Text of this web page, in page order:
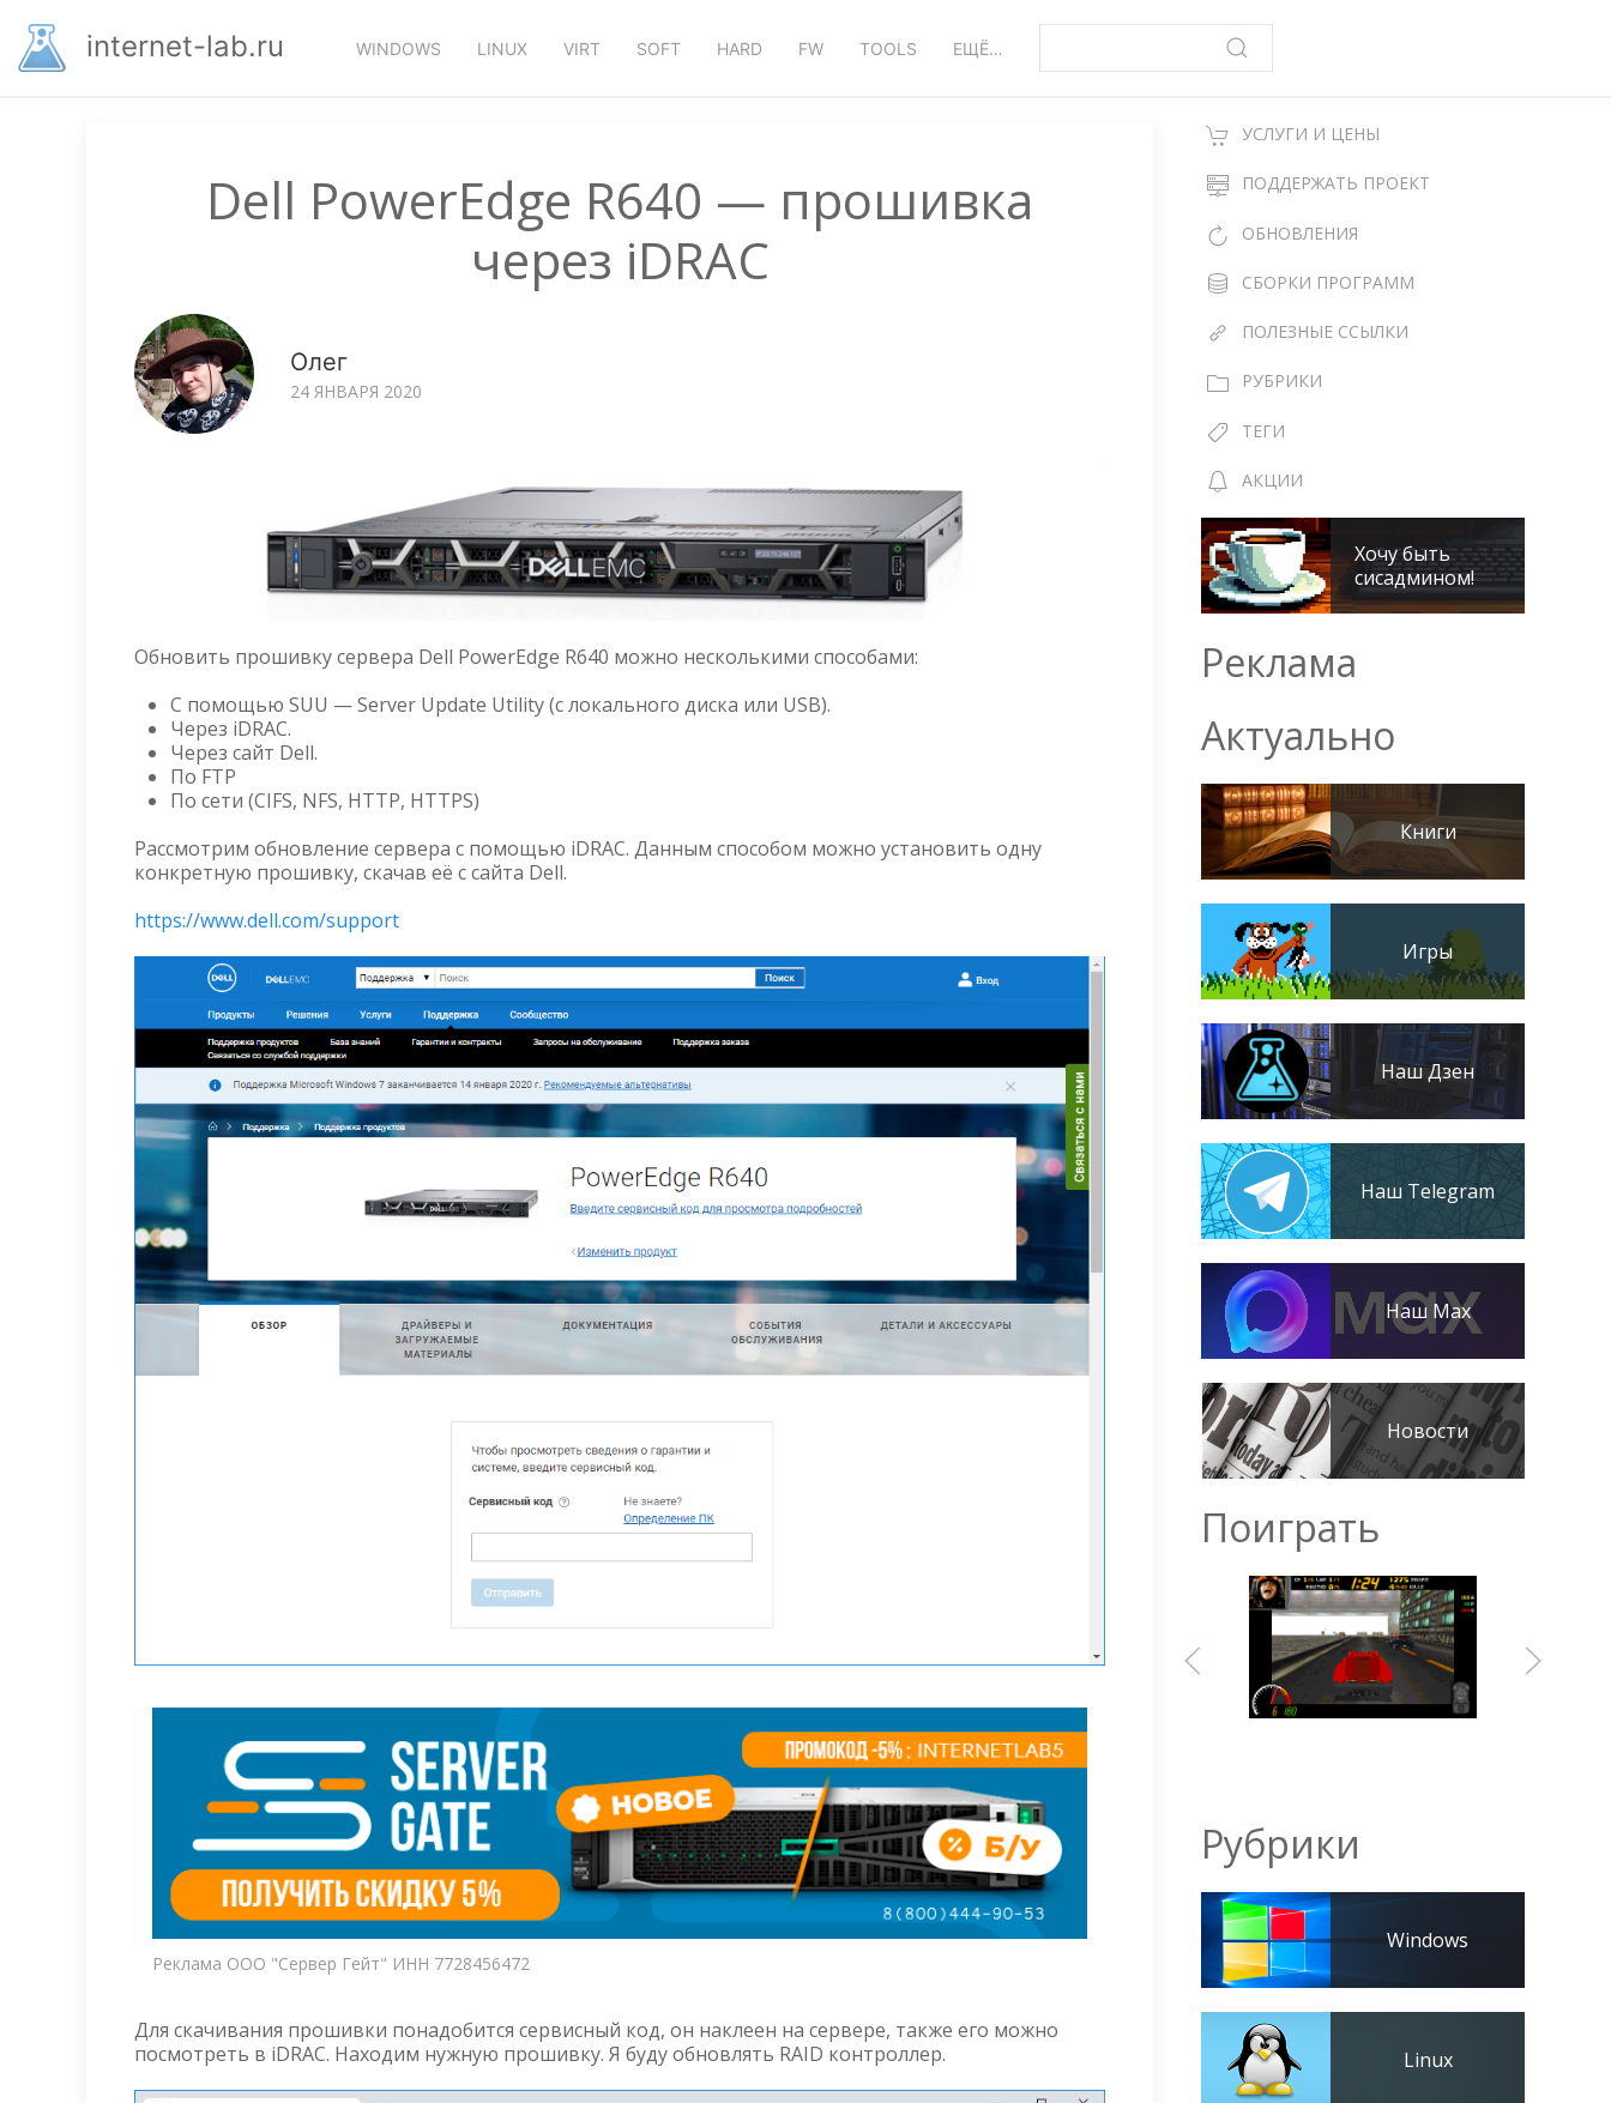
основномуinternet-lab.ru WINDOWS LINUX VIRT SOFT HARD FW TOOLS ЕЩЁ…
Dell PowerEdge R640 — прошивка
через iDRAC
Олег
24 ЯНВАРЯ 2020
Обновить прошивку сервера Dell PowerEdge R640 можно несколькими способами:
С помощью SUU — Server Update Utility (с локального диска или USB).
Через iDRAC.
Через сайт Dell.
По FTP
По сети (CIFS, NFS, HTTP, HTTPS)
Рассмотрим обновление сервера с помощью iDRAC. Данным способом можно установить одну
конкретную прошивку, скачав её с сайта Dell.
https://www.dell.com/support
Реклама ООО "Сервер Гейт" ИНН 7728456472
Для скачивания прошивки понадобится сервисный код, он наклеен на сервере, также его можно
посмотреть в iDRAC. Находим нужную прошивку. Я буду обновлять RAID контроллер.
УСЛУГИ И ЦЕНЫ
ПОДДЕРЖАТЬ ПРОЕКТ
ОБНОВЛЕНИЯ
СБОРКИ ПРОГРАММ
ПОЛЕЗНЫЕ ССЫЛКИ
РУБРИКИ
ТЕГИ
АКЦИИ
Хочу быть
сисадмином!
Реклама
Актуально
Книги
Игры
Наш Дзен
Наш Telegram
Наш Max
Новости
Поиграть
Рубрики
Windows
Linux